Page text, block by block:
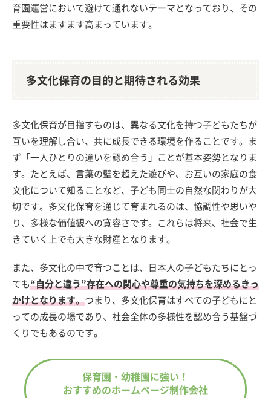
育園運営において避けて通れないテーマとなっており、その
重要性はますます高まっています。
多文化保育の目的と期待される効果
多文化保育が目指すものは、異なる文化を持つ子どもたちが
互いを理解し合い、共に成長できる環境を作ることです。ま
ず「一人ひとりの違いを認め合う」ことが基本姿勢となりま
す。たとえば、言葉の壁を超えた遊びや、お互いの家庭の食
文化について知ることなど、子ども同士の自然な関わりが大
切です。多文化保育を通じて育まれるのは、協調性や思いや
り、多様な価値観への寛容さです。これらは将来、社会で生
きていく上でも大きな財産となります。
また、多文化の中で育つことは、日本人の子どもたちにとっ
ても“自分と違う”存在への関心や尊重の気持ちを深めるきっ
かけとなります。つまり、多文化保育はすべての子どもにと
っての成長の場であり、社会全体の多様性を認め合う基盤づ
くりでもあるのです。
保育園・幼稚園に強い！
おすすめのホームページ制作会社